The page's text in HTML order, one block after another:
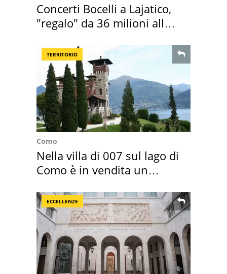
Concerti Bocelli a Lajatico,
"regalo" da 36 milioni alla
TERRITORIO
Como
Nella villa di 007 sul lago di
Como è in vendita un
ECCELLENZE